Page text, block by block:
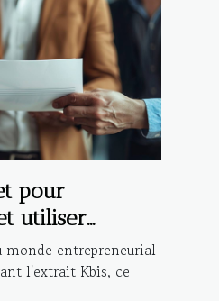
pour
utiliser
les
et
entrepreneurial
l'extrait Kbis, ce